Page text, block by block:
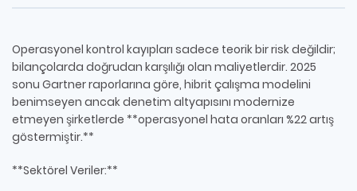
Operasyonel kontrol kayıpları sadece teorik bir risk değildir;
bilançolarda doğrudan karşılığı olan maliyetlerdir. 2025
sonu Gartner raporlarına göre, hibrit çalışma modelini
benimseyen ancak denetim altyapısını modernize
etmeyen şirketlerde **operasyonel hata oranları %22 artış
göstermiştir.**
**Sektörel Veriler:**